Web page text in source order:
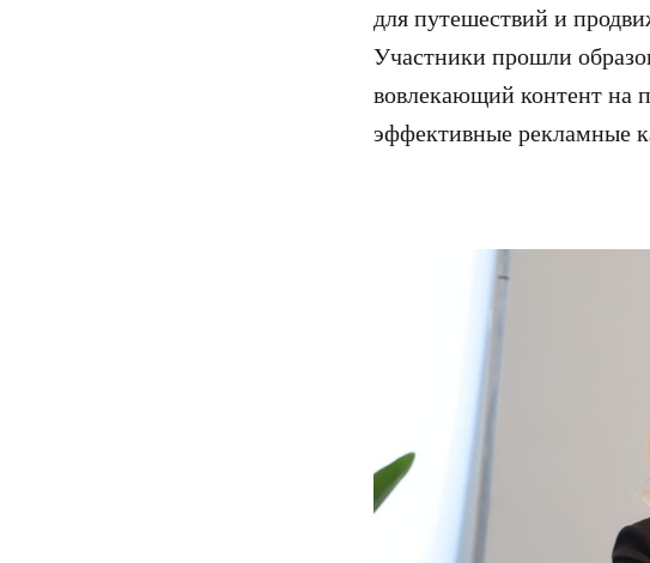
для путешествий и
Участники прошли
вовлекающий контент на
эффективные рекламные